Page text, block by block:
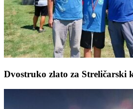
Dvostruko zlato za Streličarski